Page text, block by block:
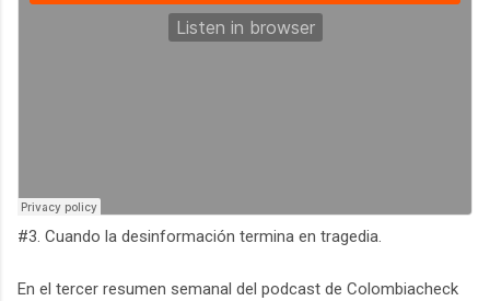
#3. Cuando la desinformación termina en tragedia.
En el tercer resumen semanal del podcast de Colombiacheck